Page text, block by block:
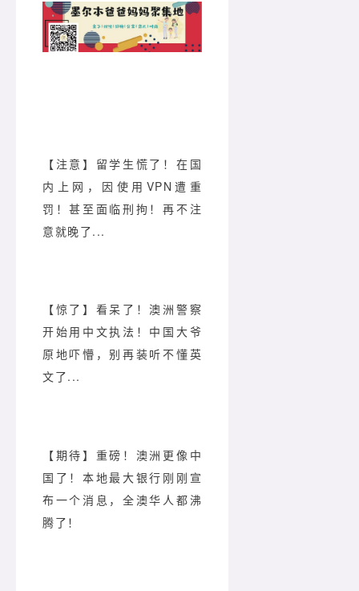
【注意】留学生慌了！在国
内上网，因使用VPN遭重
罚！甚至面临刑拘！再不注
意就晚了...
【惊了】看呆了！澳洲警察
开始用中文执法！中国大爷
原地吓懵，别再装听不懂英
文了...
【期待】重磅！澳洲更像中
国了！本地最大银行刚刚宣
布一个消息，全澳华人都沸
腾了！